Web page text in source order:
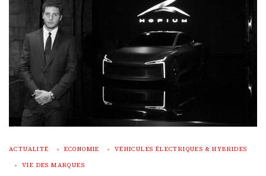
ACTUALITÉ ECONOMIE VÉHICULES ÉLECTRIQUES & HYBRIDES
VIE DES MARQUES